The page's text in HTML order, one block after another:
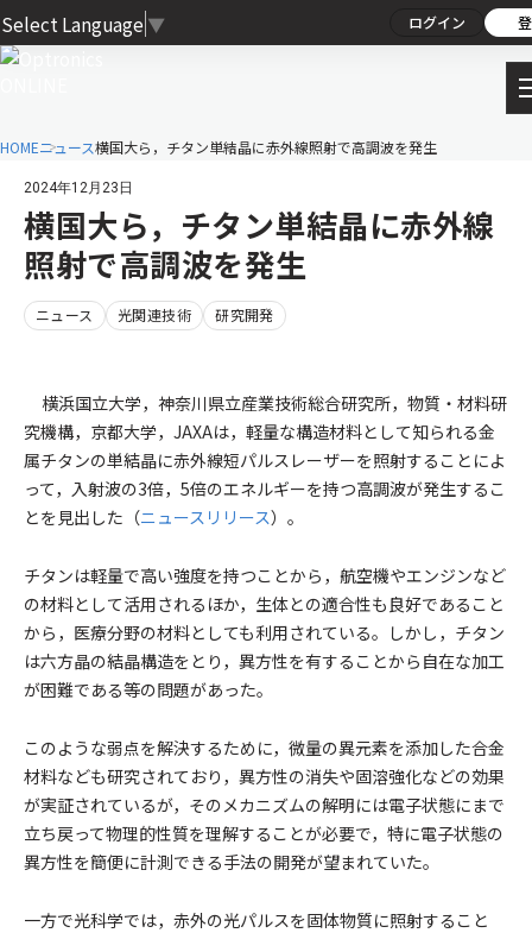
Select Language ▼ ログイン
HOMEニュース横国大ら，チタン単結晶に赤外線照射で高調波を発生
2024年12月23日
横国大ら，チタン単結晶に赤外線
照射で高調波を発生
ニュース 光関連技術 研究開発
横浜国立大学，神奈川県立産業技術総合研究所，物質・材料研
究機構，京都大学，JAXAは，軽量な構造材料として知られる金
属チタンの単結晶に赤外線短パルスレーザーを照射することによ
って，入射波の3倍，5倍のエネルギーを持つ高調波が発生するこ
とを見出した（ニュースリリース）。
チタンは軽量で高い強度を持つことから，航空機やエンジンなど
の材料として活用されるほか，生体との適合性も良好であること
から，医療分野の材料としても利用されている。しかし，チタン
は六方晶の結晶構造をとり，異方性を有することから自在な加工
が困難である等の問題があった。
このような弱点を解決するために，微量の異元素を添加した合金
材料なども研究されており，異方性の消失や固溶強化などの効果
が実証されているが，そのメカニズムの解明には電子状態にまで
立ち戻って物理的性質を理解することが必要で，特に電子状態の
異方性を簡便に計測できる手法の開発が望まれていた。
一方で光科学では，赤外の光パルスを固体物質に照射すること